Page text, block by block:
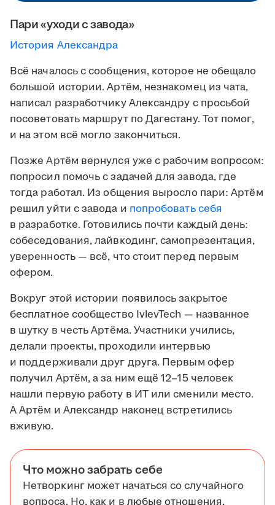
Пари «уходи с завода»
История Александра
Всё началось с сообщения, которое не обещало
большой истории. Артём, незнакомец из чата,
написал разработчику Александру с просьбой
посоветовать маршрут по Дагестану. Тот помог,
и на этом всё могло закончиться.
Позже Артём вернулся уже с рабочим вопросом:
попросил помочь с задачей для завода, где
тогда работал. Из общения выросло пари: Артём
решил уйти с завода и попробовать себя
в разработке. Готовились почти каждый день:
собеседования, лайвкодинг, самопрезентация,
уверенность — всё, что стоит перед первым
офером.
Вокруг этой истории появилось закрытое
бесплатное сообщество IvlevTech — названное
в шутку в честь Артёма. Участники учились,
делали проекты, проходили интервью
и поддерживали друг друга. Первым офер
получил Артём, а за ним ещё 12–15 человек
нашли первую работу в ИТ или сменили место.
А Артём и Александр наконец встретились
вживую.
Что можно забрать себе
Нетворкинг может начаться со случайного